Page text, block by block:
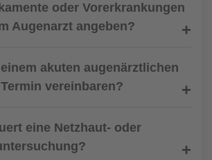
oder Vorerkrankungen
Augenarzt angeben?
akuten augenärztlichen
vereinbaren?
eine Netzhaut- oder